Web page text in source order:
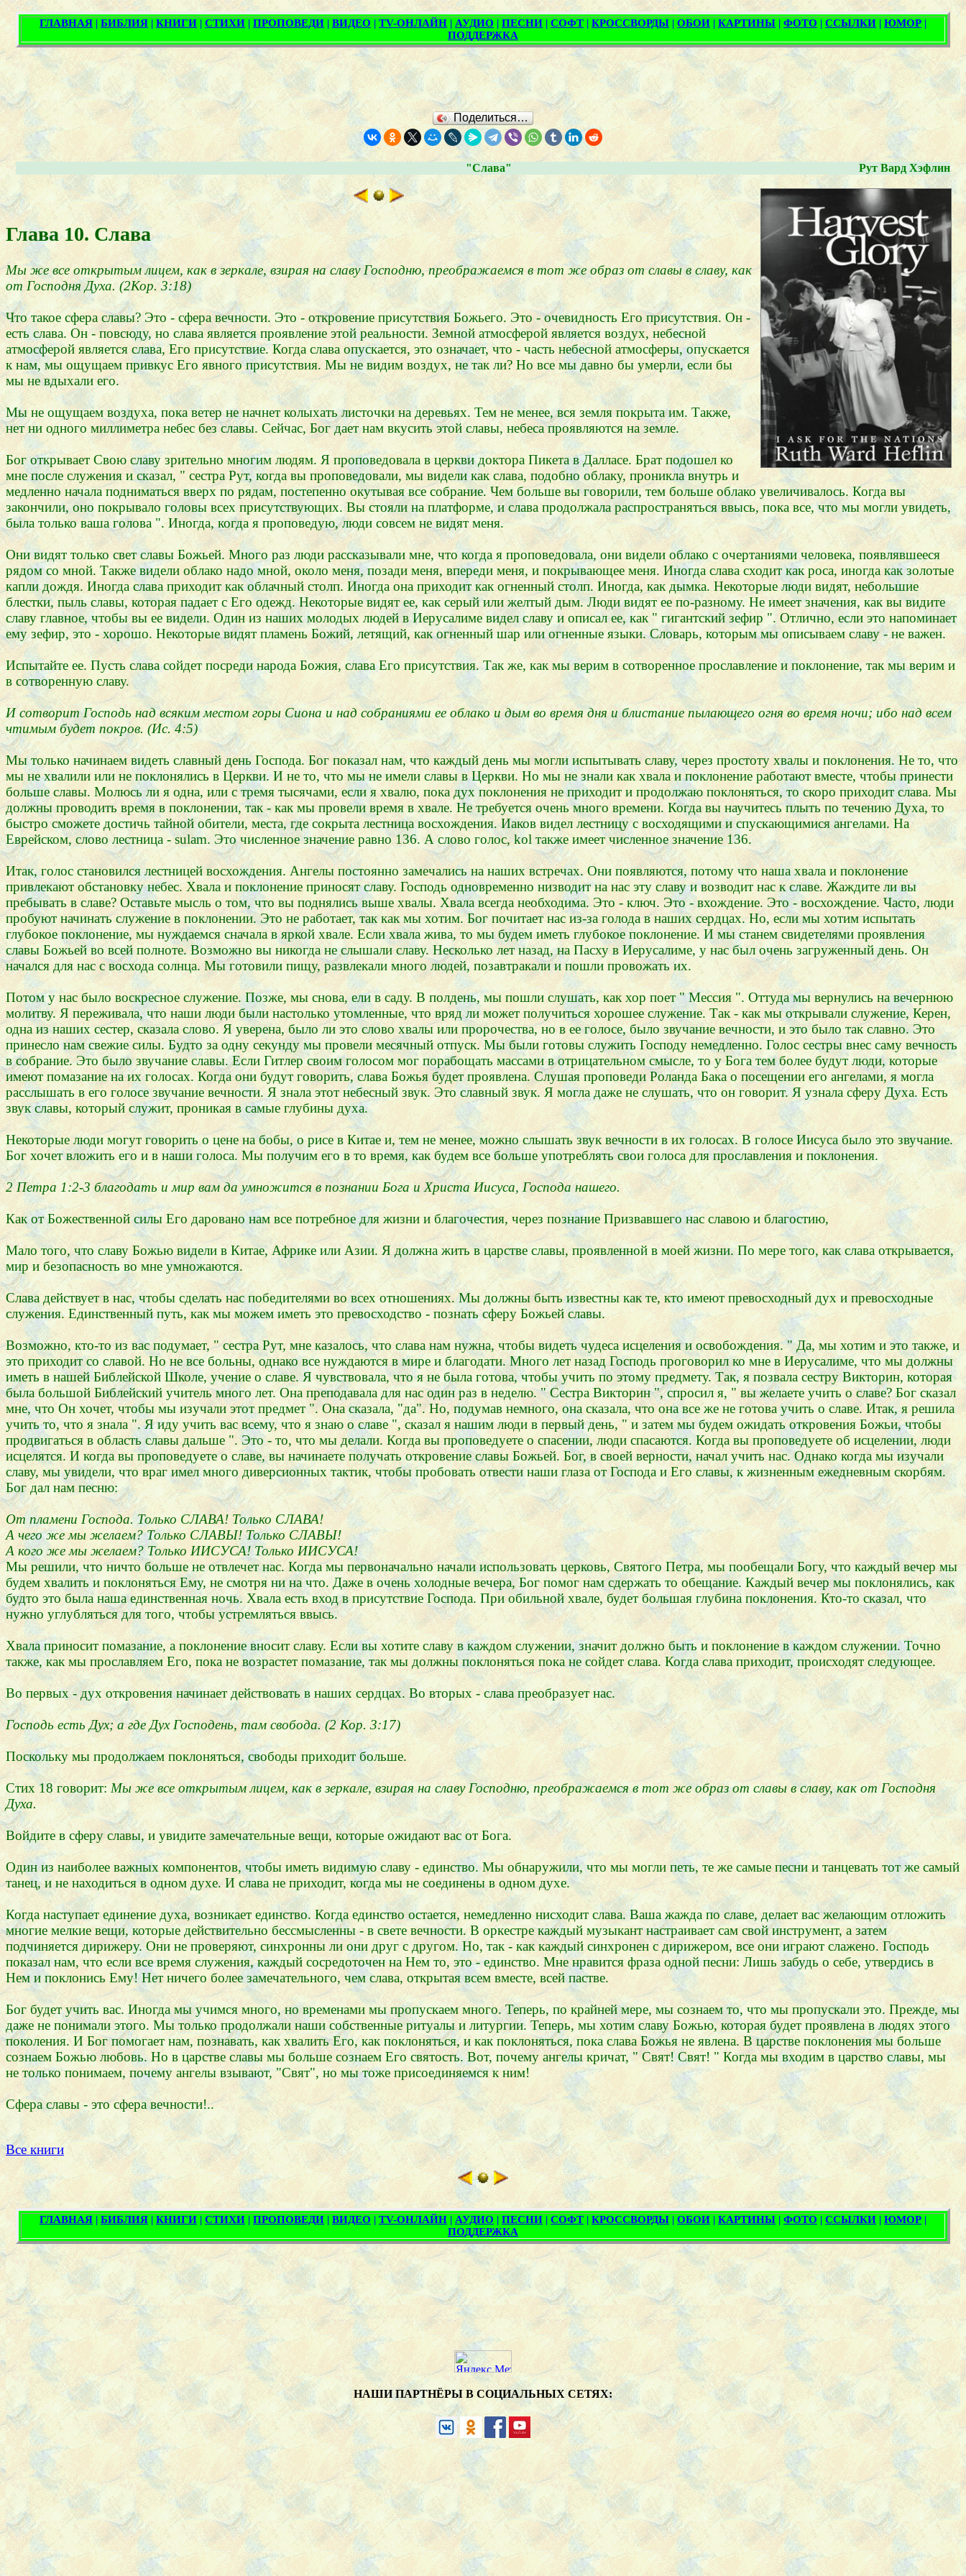
Поделиться…
"Слава" Рут Вард Хэфлин
Глава 10. Слава
Мы же все открытым лицем, как в зеркале, взирая на славу Господню, преображаемся в тот же образ от славы в славу, как
от Господня Духа. (2Кор. 3:18)
Что такое сфера славы? Это - сфера вечности. Это - откровение присутствия Божьего. Это - очевидность Его присутствия. Он -
есть слава. Он - повсюду, но слава является проявление этой реальности. Земной атмосферой является воздух, небесной
атмосферой является слава, Его присутствие. Когда слава опускается, это означает, что - часть небесной атмосферы, опускается
к нам, мы ощущаем привкус Его явного присутствия. Мы не видим воздух, не так ли? Но все мы давно бы умерли, если бы
мы не вдыхали его.
Мы не ощущаем воздуха, пока ветер не начнет колыхать листочки на деревьях. Тем не менее, вся земля покрыта им. Также,
нет ни одного миллиметра небес без славы. Сейчас, Бог дает нам вкусить этой славы, небеса проявляются на земле.
Бог открывает Свою славу зрительно многим людям. Я проповедовала в церкви доктора Пикета в Далласе. Брат подошел ко
мне после служения и сказал, " сестра Рут, когда вы проповедовали, мы видели как слава, подобно облаку, проникла внутрь и
медленно начала подниматься вверх по рядам, постепенно окутывая все собрание. Чем больше вы говорили, тем больше облако увеличивалось. Когда вы
закончили, оно покрывало головы всех присутствующих. Вы стояли на платформе, и слава продолжала распространяться ввысь, пока все, что мы могли увидеть,
была только ваша голова ". Иногда, когда я проповедую, люди совсем не видят меня.
Они видят только свет славы Божьей. Много раз люди рассказывали мне, что когда я проповедовала, они видели облако с очертаниями человека, появлявшееся
рядом со мной. Также видели облако надо мной, около меня, позади меня, впереди меня, и покрывающее меня. Иногда слава сходит как роса, иногда как золотые
капли дождя. Иногда слава приходит как облачный столп. Иногда она приходит как огненный столп. Иногда, как дымка. Некоторые люди видят, небольшие
блестки, пыль славы, которая падает с Его одежд. Некоторые видят ее, как серый или желтый дым. Люди видят ее по-разному. Не имеет значения, как вы видите
славу главное, чтобы вы ее видели. Один из наших молодых людей в Иерусалиме видел славу и описал ее, как " гигантский зефир ". Отлично, если это напоминает
ему зефир, это - хорошо. Некоторые видят пламень Божий, летящий, как огненный шар или огненные языки. Словарь, которым мы описываем славу - не важен.
Испытайте ее. Пусть слава сойдет посреди народа Божия, слава Его присутствия. Так же, как мы верим в сотворенное прославление и поклонение, так мы верим и
в сотворенную славу.
И сотворит Господь над всяким местом горы Сиона и над собраниями ее облако и дым во время дня и блистание пылающего огня во время ночи; ибо над всем
чтимым будет покров. (Ис. 4:5)
Мы только начинаем видеть славный день Господа. Бог показал нам, что каждый день мы могли испытывать славу, через простоту хвалы и поклонения. Не то, что
мы не хвалили или не поклонялись в Церкви. И не то, что мы не имели славы в Церкви. Но мы не знали как хвала и поклонение работают вместе, чтобы принести
больше славы. Молюсь ли я одна, или с тремя тысячами, если я хвалю, пока дух поклонения не приходит и продолжаю поклоняться, то скоро приходит слава. Мы
должны проводить время в поклонении, так - как мы провели время в хвале. Не требуется очень много времени. Когда вы научитесь плыть по течению Духа, то
быстро сможете достичь тайной обители, места, где сокрыта лестница восхождения. Иаков видел лестницу с восходящими и спускающимися ангелами. На
Еврейском, слово лестница - sulam. Это численное значение равно 136. А слово голос, kol также имеет численное значение 136.
Итак, голос становился лестницей восхождения. Ангелы постоянно замечались на наших встречах. Они появляются, потому что наша хвала и поклонение
привлекают обстановку небес. Хвала и поклонение приносят славу. Господь одновременно низводит на нас эту славу и возводит нас к славе. Жаждите ли вы
пребывать в славе? Оставьте мысль о том, что вы поднялись выше хвалы. Хвала всегда необходима. Это - ключ. Это - вхождение. Это - восхождение. Часто, люди
пробуют начинать служение в поклонении. Это не работает, так как мы хотим. Бог почитает нас из-за голода в наших сердцах. Но, если мы хотим испытать
глубокое поклонение, мы нуждаемся сначала в яркой хвале. Если хвала жива, то мы будем иметь глубокое поклонение. И мы станем свидетелями проявления
славы Божьей во всей полноте. Возможно вы никогда не слышали славу. Несколько лет назад, на Пасху в Иерусалиме, у нас был очень загруженный день. Он
начался для нас с восхода солнца. Мы готовили пищу, развлекали много людей, позавтракали и пошли провожать их.
Потом у нас было воскресное служение. Позже, мы снова, ели в саду. В полдень, мы пошли слушать, как хор поет " Мессия ". Оттуда мы вернулись на вечернюю
молитву. Я переживала, что наши люди были настолько утомленные, что вряд ли может получиться хорошее служение. Так - как мы открывали служение, Керен,
одна из наших сестер, сказала слово. Я уверена, было ли это слово хвалы или пророчества, но в ее голосе, было звучание вечности, и это было так славно. Это
принесло нам свежие силы. Будто за одну секунду мы провели месячный отпуск. Мы были готовы служить Господу немедленно. Голос сестры внес саму вечность
в собрание. Это было звучание славы. Если Гитлер своим голосом мог порабощать массами в отрицательном смысле, то у Бога тем более будут люди, которые
имеют помазание на их голосах. Когда они будут говорить, слава Божья будет проявлена. Слушая проповеди Роланда Бака о посещении его ангелами, я могла
расслышать в его голосе звучание вечности. Я знала этот небесный звук. Это славный звук. Я могла даже не слушать, что он говорит. Я узнала сферу Духа. Есть
звук славы, который служит, проникая в самые глубины духа.
Некоторые люди могут говорить о цене на бобы, о рисе в Китае и, тем не менее, можно слышать звук вечности в их голосах. В голосе Иисуса было это звучание.
Бог хочет вложить его и в наши голоса. Мы получим его в то время, как будем все больше употреблять свои голоса для прославления и поклонения.
2 Петра 1:2-3 благодать и мир вам да умножится в познании Бога и Христа Иисуса, Господа нашего.
Как от Божественной силы Его даровано нам все потребное для жизни и благочестия, через познание Призвавшего нас славою и благостию,
Мало того, что славу Божью видели в Китае, Африке или Азии. Я должна жить в царстве славы, проявленной в моей жизни. По мере того, как слава открывается,
мир и безопасность во мне умножаются.
Слава действует в нас, чтобы сделать нас победителями во всех отношениях. Мы должны быть известны как те, кто имеют превосходный дух и превосходные
служения. Единственный путь, как мы можем иметь это превосходство - познать сферу Божьей славы.
Возможно, кто-то из вас подумает, " сестра Рут, мне казалось, что слава нам нужна, чтобы видеть чудеса исцеления и освобождения. " Да, мы хотим и это также, и
это приходит со славой. Но не все больны, однако все нуждаются в мире и благодати. Много лет назад Господь проговорил ко мне в Иерусалиме, что мы должны
иметь в нашей Библейской Школе, учение о славе. Я чувствовала, что я не была готова, чтобы учить по этому предмету. Так, я позвала сестру Викторин, которая
была большой Библейский учитель много лет. Она преподавала для нас один раз в неделю. " Сестра Викторин ", спросил я, " вы желаете учить о славе? Бог сказал
мне, что Он хочет, чтобы мы изучали этот предмет ". Она сказала, "да". Но, подумав немного, она сказала, что она все же не готова учить о славе. Итак, я решила
учить то, что я знала ". Я иду учить вас всему, что я знаю о славе ", сказал я нашим люди в первый день, " и затем мы будем ожидать откровения Божьи, чтобы
продвигаться в область славы дальше ". Это - то, что мы делали. Когда вы проповедуете о спасении, люди спасаются. Когда вы проповедуете об исцелении, люди
исцелятся. И когда вы проповедуете о славе, вы начинаете получать откровение славы Божьей. Бог, в своей верности, начал учить нас. Однако когда мы изучали
славу, мы увидели, что враг имел много диверсионных тактик, чтобы пробовать отвести наши глаза от Господа и Его славы, к жизненным ежедневным скорбям.
Бог дал нам песню:
От пламени Господа. Только СЛАВА! Только СЛАВА!
А чего же мы желаем? Только СЛАВЫ! Только СЛАВЫ!
А кого же мы желаем? Только ИИСУСА! Только ИИСУСА!
Мы решили, что ничто больше не отвлечет нас. Когда мы первоначально начали использовать церковь, Святого Петра, мы пообещали Богу, что каждый вечер мы
будем хвалить и поклоняться Ему, не смотря ни на что. Даже в очень холодные вечера, Бог помог нам сдержать то обещание. Каждый вечер мы поклонялись, как
будто это была наша единственная ночь. Хвала есть вход в присутствие Господа. При обильной хвале, будет большая глубина поклонения. Кто-то сказал, что
нужно углубляться для того, чтобы устремляться ввысь.
Хвала приносит помазание, а поклонение вносит славу. Если вы хотите славу в каждом служении, значит должно быть и поклонение в каждом служении. Точно
также, как мы прославляем Его, пока не возрастет помазание, так мы должны поклоняться пока не сойдет слава. Когда слава приходит, происходят следующее.
Во первых - дух откровения начинает действовать в наших сердцах. Во вторых - слава преобразует нас.
Господь есть Дух; а где Дух Господень, там свобода. (2 Кор. 3:17)
Поскольку мы продолжаем поклоняться, свободы приходит больше.
Стих 18 говорит:Мы же все открытым лицем, как в зеркале, взирая на славу Господню, преображаемся в тот же образ от славы в славу, как от Господня
Духа.
Войдите в сферу славы, и увидите замечательные вещи, которые ожидают вас от Бога.
Один из наиболее важных компонентов, чтобы иметь видимую славу - единство. Мы обнаружили, что мы могли петь, те же самые песни и танцевать тот же самый
танец, и не находиться в одном духе. И слава не приходит, когда мы не соединены в одном духе.
Когда наступает единение духа, возникает единство. Когда единство остается, немедленно нисходит слава. Ваша жажда по славе, делает вас желающим отложить
многие мелкие вещи, которые действительно бессмысленны - в свете вечности. В оркестре каждый музыкант настраивает сам свой инструмент, а затем
подчиняется дирижеру. Они не проверяют, синхронны ли они друг с другом. Но, так - как каждый синхронен с дирижером, все они играют слажено. Господь
показал нам, что если все время служения, каждый сосредоточен на Нем то, это - единство. Мне нравится фраза одной песни: Лишь забудь о себе, утвердись в
Нем и поклонись Ему! Нет ничего более замечательного, чем слава, открытая всем вместе, всей пастве.
Бог будет учить вас. Иногда мы учимся много, но временами мы пропускаем много. Теперь, по крайней мере, мы сознаем то, что мы пропускали это. Прежде, мы
даже не понимали этого. Мы только продолжали наши собственные ритуалы и литургии. Теперь, мы хотим славу Божью, которая будет проявлена в людях этого
поколения. И Бог помогает нам, познавать, как хвалить Его, как поклоняться, и как поклоняться, пока слава Божья не явлена. В царстве поклонения мы больше
сознаем Божью любовь. Но в царстве славы мы больше сознаем Его святость. Вот, почему ангелы кричат, " Свят! Свят! " Когда мы входим в царство славы, мы
не только понимаем, почему ангелы взывают, "Свят", но мы тоже присоединяемся к ним!
Сфера славы - это сфера вечности!..
Все книги